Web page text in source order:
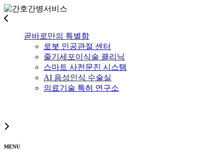
곧바로만의 특별함
로봇 인공관절 센터
줄기세포이식술 클리닉
스마트 사전문진 시스템
AI 음성인식 수술실
의료기술 특허 연구소
MENU